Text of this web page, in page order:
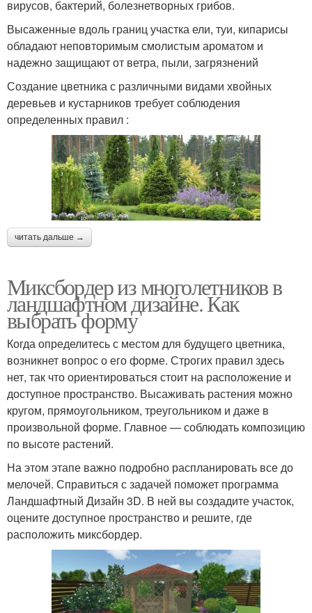
вирусов, бактерий, болезнетворных грибов.
Высаженные вдоль границ участка ели, туи, кипарисы
обладают неповторимым смолистым ароматом и
надежно защищают от ветра, пыли, загрязнений
Создание цветника с различными видами хвойных
деревьев и кустарников требует соблюдения
определенных правил :
читать дальше →
Миксбордер из многолетников в
ландшафтном дизайне. Как
выбрать форму
Когда определитесь с местом для будущего цветника,
возникнет вопрос о его форме. Строгих правил здесь
нет, так что ориентироваться стоит на расположение и
доступное пространство. Высаживать растения можно
кругом, прямоугольником, треугольником и даже в
произвольной форме. Главное — соблюдать композицию
по высоте растений.
На этом этапе важно подробно распланировать все до
мелочей. Справиться с задачей поможет программа
Ландшафтный Дизайн 3D. В ней вы создадите участок,
оцените доступное пространство и решите, где
расположить миксбордер.